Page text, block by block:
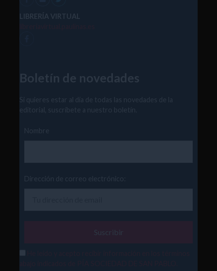
LIBRERÍA VIRTUAL
Boletín de novedades
Si quieres estar al día de todas las novedades de la
editorial, suscríbete a nuestro boletín.
Nombre
Dirección de correo electrónico: